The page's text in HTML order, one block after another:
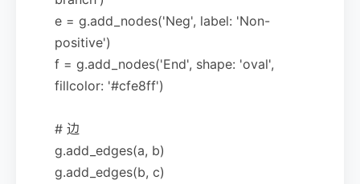
e = g.add_nodes('Neg', label: 'Non-
positive')
f = g.add_nodes('End', shape: 'oval',
fillcolor: '#cfe8ff')
# 边
g.add_edges(a, b)
g.add_edges(b, c)